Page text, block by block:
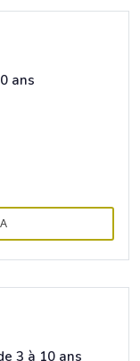
ans
3 à 10 ans